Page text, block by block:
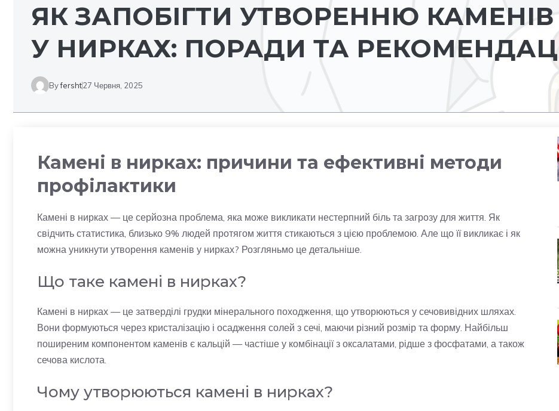
ЯК ЗАПОБІГТИ УТВОРЕННЮ КАМЕНІВ
У НИРКАХ: ПОРАДИ ТА
Byfersht27 Червня, 2025
Камені в нирках: причини та ефективні методи
профілактики
Камені в нирках — це серйозна проблема, яка може викликати нестерпний біль та загрозу для життя. Як
свідчить статистика, близько 9% людей протягом життя стикаються з цією проблемою. Але що її викликає і як
можна уникнути утворення каменів у нирках? Розгляньмо це детальніше.
Що таке камені в нирках?
Камені в нирках — це затверділі грудки мінерального походження, що утворюються у сечовивідних шляхах.
Вони формуються через кристалізацію і осадження солей з сечі, маючи різний розмір та форму. Найбільш
поширеним компонентом каменів є кальцій — частіше у комбінації з оксалатами, рідше з фосфатами, а також
сечова кислота.
Чому утворюються камені в нирках?